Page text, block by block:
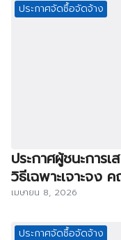
ประกาศจัดซื้อจัดจ้าง
ประกาศผู้ชนะการ
วิธีเฉพาะเจาะจง
เมษายน 8, 2026
ประกาศจัดซื้อจัดจ้าง